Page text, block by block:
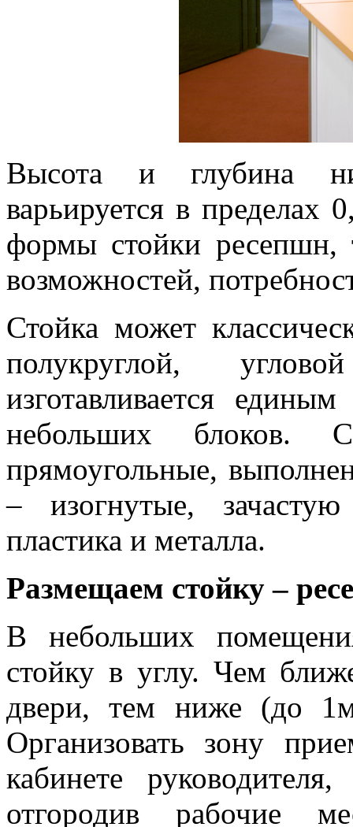
Высота и глубина
варьируется в пределах
формы стойки ресепшн,
возможностей,
Стойка может
полукруглой,
изготавливается
небольших блоков.
прямоугольные,
– изогнутые,
пластика и металла.
Размещаем стойку –
В небольших
стойку в углу. Чем
двери, тем ниже (до
Организовать зону
кабинете
отгородив рабочие